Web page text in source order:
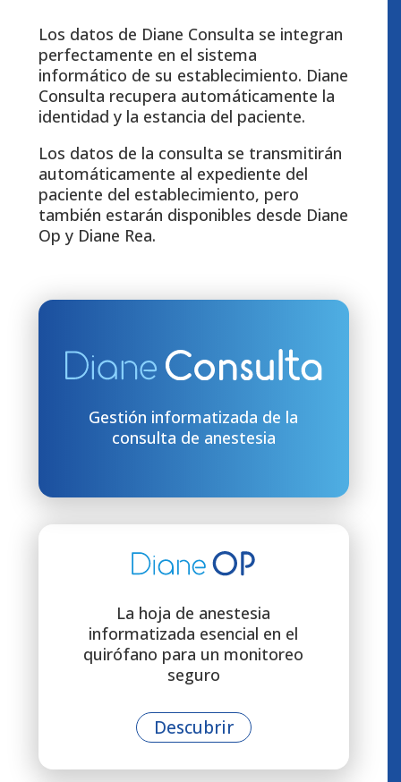
Los datos de Diane Consulta se integran
perfectamente en el sistema
informático de su establecimiento. Diane
Consulta recupera automáticamente la
identidad y la estancia del paciente.
Los datos de la consulta se transmitirán
automáticamente al expediente del
paciente del establecimiento, pero
también estarán disponibles desde Diane
Op y Diane Rea.
Gestión informatizada de la
consulta de anestesia
La hoja de anestesia
informatizada esencial en el
quirófano para un monitoreo
seguro
Descubrir